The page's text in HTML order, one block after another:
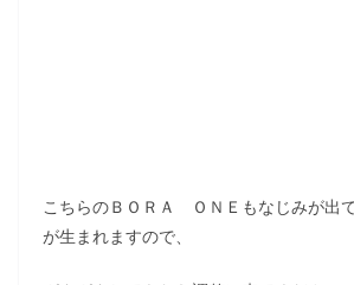
こちらのＢＯＲＡ ＯＮＥもなじみが出
が生まれますので、